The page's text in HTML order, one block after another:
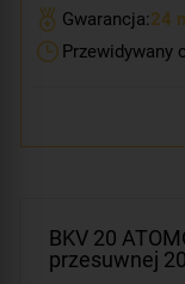
Gwarancja:24
Przewidywany
BKV 20
przesuwnej